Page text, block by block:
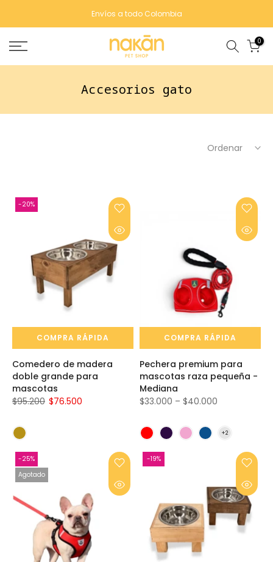
contenido
Envíos a todo Colombia
0
Accesorios gato
Ordenar
-20%
COMPRA RÁPIDA
Comedero de madera
doble grande para
mascotas
$95.200 $76.500
COMPRA RÁPIDA
Pechera premium para
mascotas raza pequeña -
Mediana
$33.000 – $40.000
-25%
Agotado
-19%